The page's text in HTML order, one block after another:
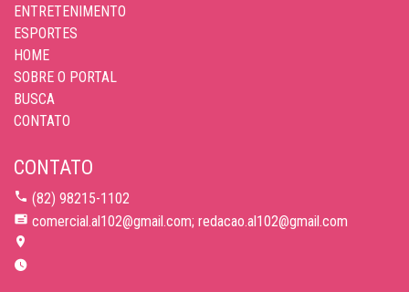
ENTRETENIMENTO
ESPORTES
HOME
SOBRE O PORTAL
BUSCA
CONTATO
CONTATO
(82) 98215-1102
comercial.al102@gmail.com; redacao.al102@gmail.com